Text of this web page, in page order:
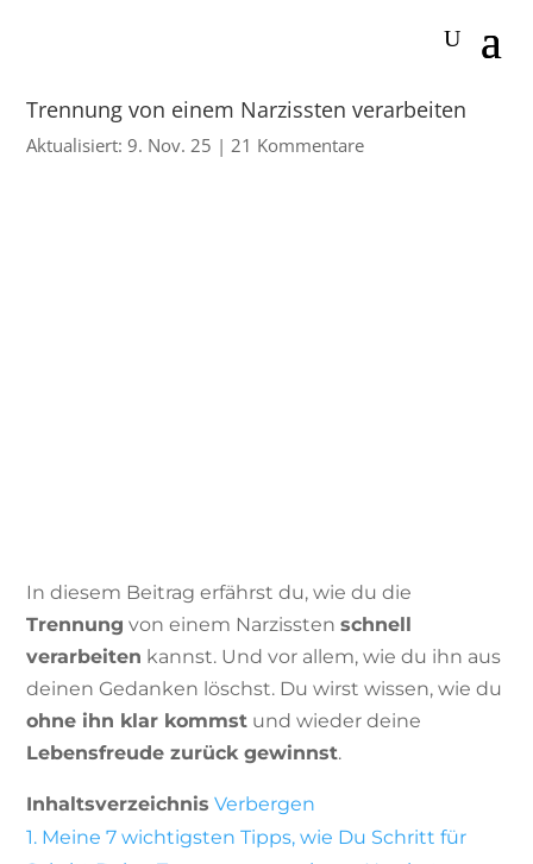
Trennung von einem Narzissten verarbeiten
Aktualisiert: 9. Nov. 25 |21 Kommentare
In diesem Beitrag erfährst du, wie du die
Trennung von einem Narzisstenschnell
verarbeiten kannst. Und vor allem, wie du ihn aus
deinen Gedanken löschst. Du wirst wissen, wie du
ohne ihn klar kommst und wieder deine
Lebensfreude zurück gewinnst.
Inhaltsverzeichnis Verbergen
1. Meine 7 wichtigsten Tipps, wie Du Schritt für